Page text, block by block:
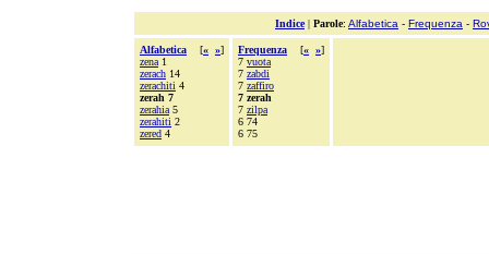
Indice| Parole: Alfabetica - Frequenza -
Alfabetica [« »]
zena 1
zerach 14
zerachiti 4
zerah 7
zerahia 5
zerahiti 2
zered 4
Frequenza [« »]
7 vuota
7 zabdi
7 zaffiro
7 zerah
7 zilpa
6 74
6 75